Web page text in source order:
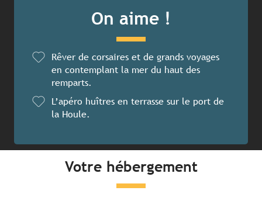
On aime !
Rêver de corsaires et de grands voyages
en contemplant la mer du haut des
remparts.
L’apéro huîtres en terrasse sur le port de
la Houle.
Votre hébergement